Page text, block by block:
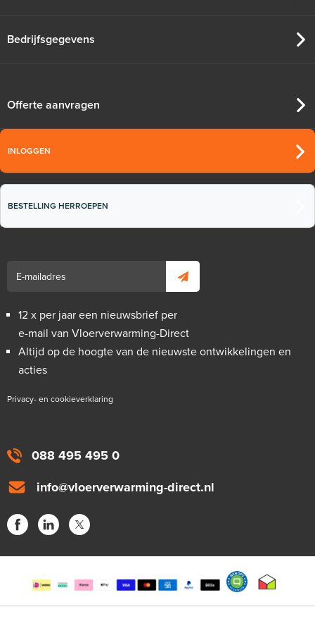
088 495 495 0
info@vloerverwarming-direct.nl
Bedrijfsgegevens
Offerte aanvragen
INLOGGEN
BESTELLING HERROEPEN
12 x per jaar een nieuwsbrief per
e-mail van Vloerverwarming-Direct
Altijd op de hoogte van de nieuwste ontwikkelingen en
acties
Privacy- en cookieverklaring